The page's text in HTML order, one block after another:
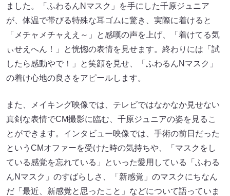
ました。「ふわるんNマスク」を手にした千原ジュニア
が、体温で帯びる特殊な耳ゴムに驚き、実際に着けると
「メチャメチャええ～」と感嘆の声を上げ、「着けてる気
ぃせえへん！」と恍惚の表情を見せます。終わりには「試
したら感動やで！」と笑顔を見せ、「ふわるんNマスク」
の着け心地の良さをアピールします。
また、メイキング映像では、テレビではなかなか見せない
真剣な表情でCM撮影に臨む、千原ジュニアの姿を見るこ
とができます。インタビュー映像では、手術の前日だった
というCMオファーを受けた時の気持ちや、「マスクをし
ている感覚を忘れている」といった愛用している「ふわる
んNマスク」のすばらしさ、「新感覚」のマスクにちなん
だ「最近、新感覚と思ったこと」などについて語っていま